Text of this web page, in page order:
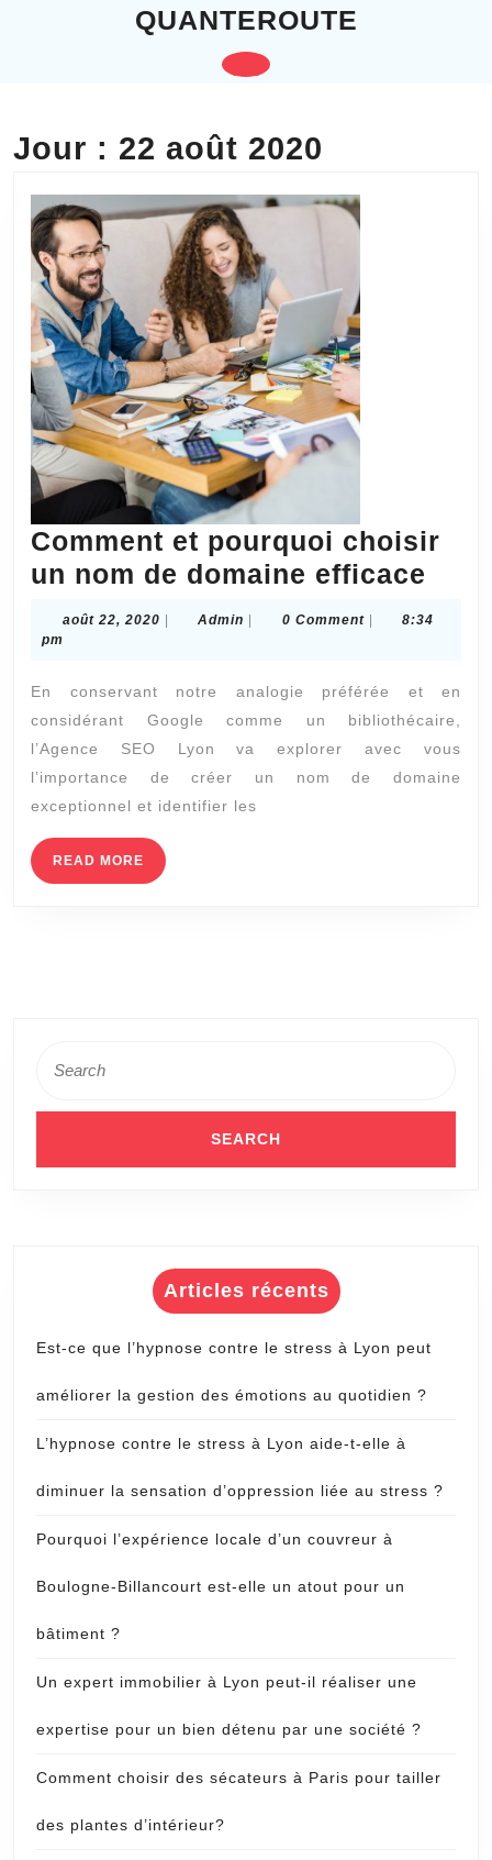
QUANTEROUTE
Open
Jour : 22 août 2020
Comment et pourquoi choisir
un nom de domaine efficace
un
nom
de
août 22, 2020 août
Admin Admin0 Comment
8:34
pm
En conservant notre analogie préférée et en
considérant Google comme un bibliothécaire,
l’Agence SEO Lyon va explorer avec vous
l’importance de créer un nom de domaine
exceptionnel et identifier les
READ MORE READ
MORE
for:
Articles récents
Est-ce que l’hypnose contre le stress à Lyon peut
améliorer la gestion des émotions au quotidien ?
L’hypnose contre le stress à Lyon aide-t-elle à
diminuer la sensation d’oppression liée au stress ?
Pourquoi l’expérience locale d’un couvreur à
Boulogne-Billancourt est-elle un atout pour un
bâtiment ?
Un expert immobilier à Lyon peut-il réaliser une
expertise pour un bien détenu par une société ?
Comment choisir des sécateurs à Paris pour tailler
des plantes d’intérieur?